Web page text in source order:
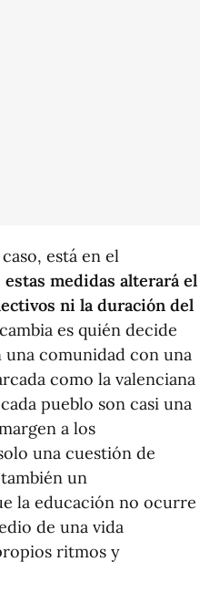
está en el
medidas alterará el
ni la duración del
es quién decide
comunidad con una
como la valenciana
pueblo son casi una
a los
una cuestión de
un
la educación no ocurre
de una vida
ritmos y